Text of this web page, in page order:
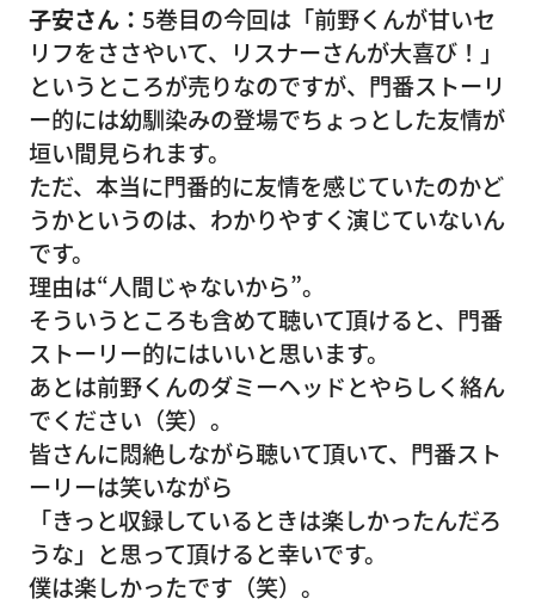
子安さん： 5巻目の今回は「前野くんが甘いセ
リフをささやいて、リスナーさんが大喜び！」
というところが売りなのですが、門番ストーリ
ー的には幼馴染みの登場でちょっとした友情が
垣い間見られます。
ただ、本当に門番的に友情を感じていたのかど
うかというのは、わかりやすく演じていないん
です。
理由は“人間じゃないから”。
そういうところも含めて聴いて頂けると、門番
ストーリー的にはいいと思います。
あとは前野くんのダミーヘッドとやらしく絡ん
でください（笑）。
皆さんに悶絶しながら聴いて頂いて、門番スト
ーリーは笑いながら
「きっと収録しているときは楽しかったんだろ
うな」と思って頂けると幸いです。
僕は楽しかったです（笑）。